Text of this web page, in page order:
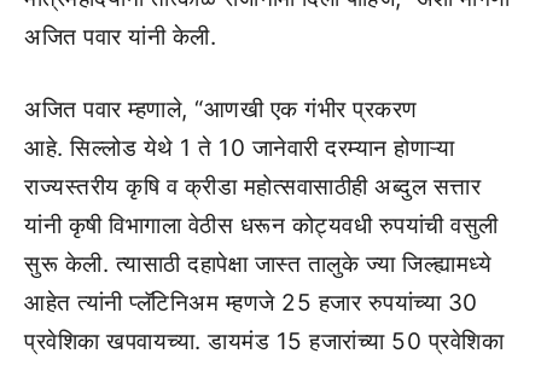
अजित पवार यांनी केली.
अजित पवार म्हणाले, “आणखी एक गंभीर प्रकरण
आहे. सिल्लोड येथे 1 ते 10 जानेवारी दरम्यान होणाऱ्या
राज्यस्तरीय कृषि व क्रीडा महोत्सवासाठीही अब्दुल सत्तार
यांनी कृषी विभागाला वेठीस धरून कोट्यवधी रुपयांची वसुली
सुरू केली. त्यासाठी दहापेक्षा जास्त तालुके ज्या जिल्ह्यामध्ये
आहेत त्यांनी प्लॅटिनिअम म्हणजे 25 हजार रुपयांच्या 30
प्रवेशिका खपवायच्या. डायमंड 15 हजारांच्या 50 प्रवेशिका